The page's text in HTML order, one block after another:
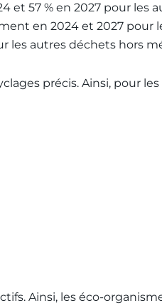
et 57 % en 2027 pour les
en 2024 et 2027 pour
les autres déchets hors
précis. Ainsi, pour les
Ainsi, les éco-